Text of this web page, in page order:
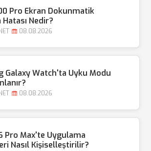
Pro Ekran Dokunmatik
Nedir?
08.08.2026
Galaxy Watch'ta Uyku Modu
08.08.2026
Pro Max'te Uygulama
Nasıl Kişiselleştirilir?